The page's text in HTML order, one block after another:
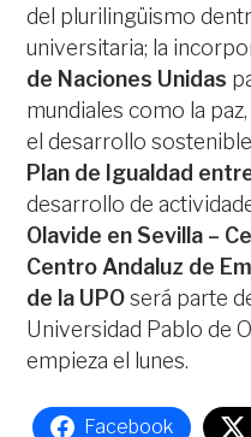
del plurilingüismo
universitaria; la
de Naciones Unidas
mundiales como la
el desarrollo
Plan de Igualdad
desarrollo de
Olavide en Sevilla –
Centro Andaluz de
de la UPOserá parte
Universidad Pablo de
empieza el lunes.
Facebook